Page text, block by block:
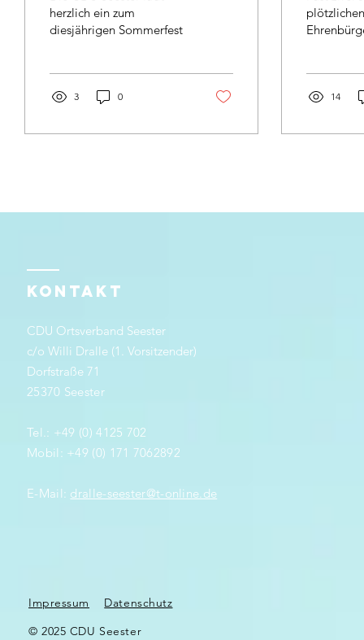
herzlich ein zum
diesjährigen Sommerfest
3 0 14
KONTAKT
CDU Ortsverband Seester
c/o Willi Dralle (1. Vorsitzender)
Dorfstraße 71
25370 Seester
Tel.: +49 (0) 4125 702
Mobil: +49 (0) 171 7062892
E-Mail: dralle-seester@t-online.de
Impressum
Datenschutz
© 2025 CDU Seester